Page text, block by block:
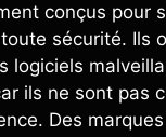
conçus pour
sécurité. Ils
logiciels
ils ne sont pas
Des